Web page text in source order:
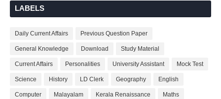
LABELS
Daily Current Affairs Previous Question Paper
General Knowledge Download Study Material
Current Affairs Personalities University Assistant Mock Test
Science History LD Clerk Geography English
Computer Malayalam Kerala Renaissance Maths